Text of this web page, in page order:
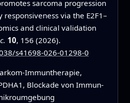
sarcoma progression
via the E2F1–
and clinical validation
10, 156 (2026).
s41698-026-01298-0
Blockade von Immun-